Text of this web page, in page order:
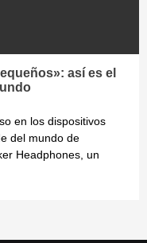
así es el
en los dispositivos
del mundo de
Headphones, un